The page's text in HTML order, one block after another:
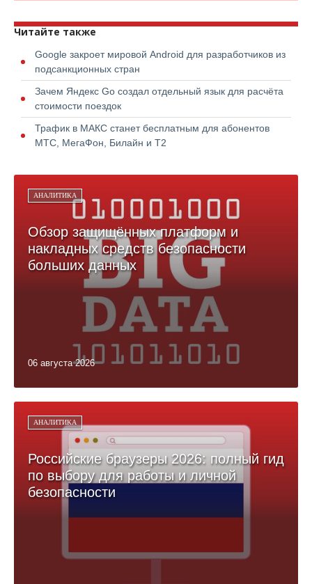
Читайте также
Google закроет мировой Android для разработчиков из
подсанкционных стран
Зачем Яндекс Go создал отдельный язык для расчёта
стоимости поездок
Трафик в МАКС станет бесплатным для абонентов
МТС, МегаФон, Билайн и Т2
АНАЛИТИКА
Обзор защищённых платформ и
накладных средств безопасности
больших данных
06 августа 2026
АНАЛИТИКА
Российские браузеры 2026: полный гид
по выбору для работы и личной
безопасности